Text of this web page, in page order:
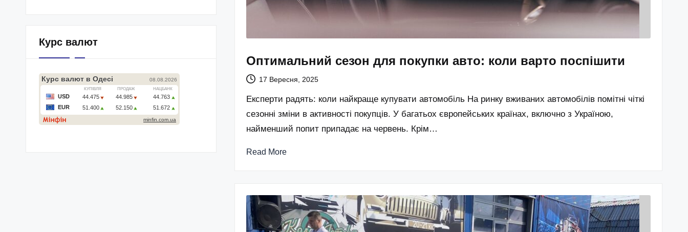
Оптимальний сезон для покупки авто: коли варто поспішити
17 Вересня, 2025
Експерти радять: коли найкраще купувати автомобіль На ринку вживаних автомобілів помітні чіткі
сезонні зміни в активності покупців. У багатьох європейських країнах, включно з Україною,
найменший попит припадає на червень. Крім…
Read More
Курс валют